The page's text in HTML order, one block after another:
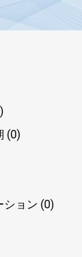
(0)
ション (0)